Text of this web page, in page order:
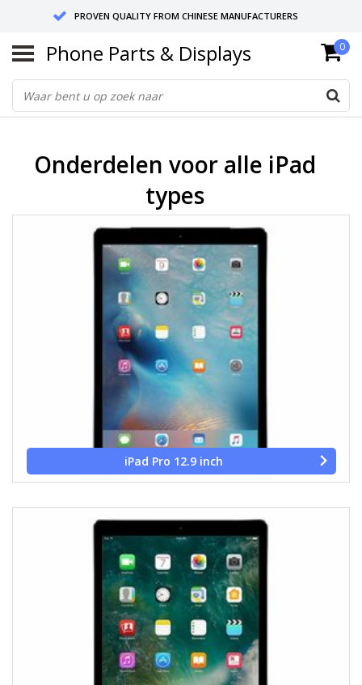
PROVEN QUALITY FROM CHINESE MANUFACTURERS
SEND RETURNS TO GERMANY OR NETHERLANDS
10 DAY SHIPPING
Phone Parts & Displays 0
Onderdelen voor alle iPad
types
iPad Pro 12.9 inch